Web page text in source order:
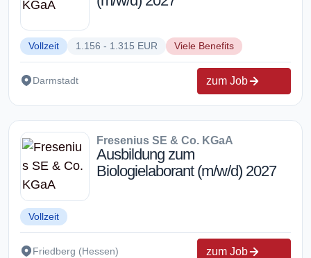
Vollzeit 1.156 - 1.315 EUR Viele Benefits
Darmstadt zum Job
Fresenius SE & Co. KGaA
Ausbildung zum
Biologielaborant (m/w/d) 2027
Vollzeit
Friedberg (Hessen) zum Job